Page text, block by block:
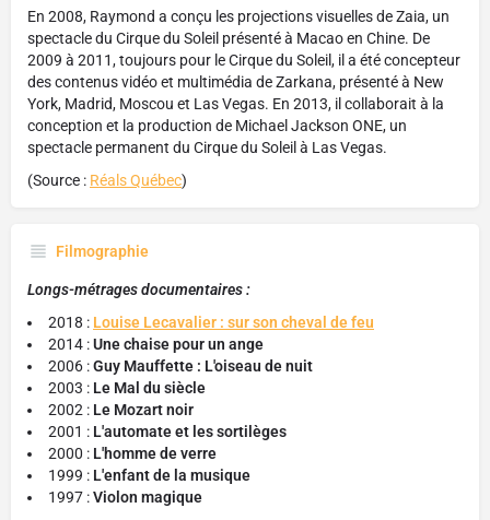
En 2008, Raymond a conçu les projections visuelles de Zaia, un
spectacle du Cirque du Soleil présenté à Macao en Chine. De
2009 à 2011, toujours pour le Cirque du Soleil, il a été concepteur
des contenus vidéo et multimédia de Zarkana, présenté à New
York, Madrid, Moscou et Las Vegas. En 2013, il collaborait à la
conception et la production de Michael Jackson ONE, un
spectacle permanent du Cirque du Soleil à Las Vegas.
(Source : Réals Québec)
Filmographie
Longs-métrages documentaires :
2018 : Louise Lecavalier : sur son cheval de feu
2014 :Une chaise pour un ange
2006 :Guy Mauffette : L'oiseau de nuit
2003 : Le Mal du siècle
2002 : Le Mozart noir
2001 : L'automate et les sortilèges
2000 : L'homme de verre
1999 : L'enfant de la musique
1997 :Violon magique